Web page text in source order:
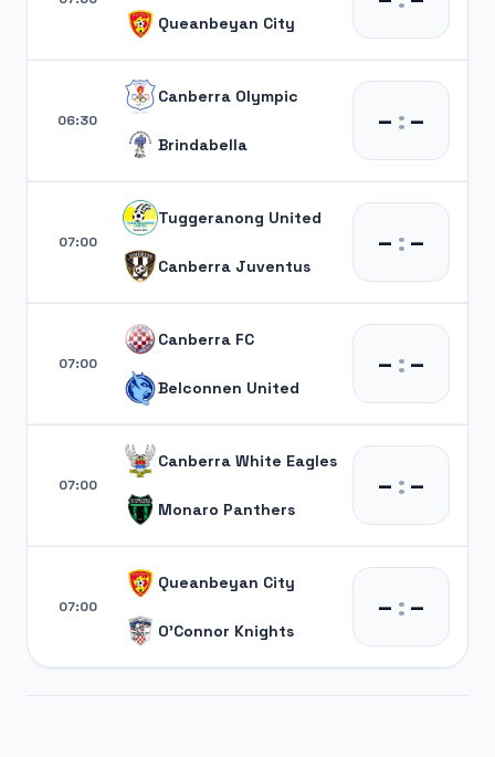
Queanbeyan City
06:30
Canberra Olympic
Brindabella
– :–
07:00
Tuggeranong United
Canberra Juventus
– :–
07:00
Canberra FC
Belconnen United
– :–
07:00
Canberra White Eagles
Monaro Panthers
– :–
07:00
Queanbeyan City
O'Connor Knights
– :–